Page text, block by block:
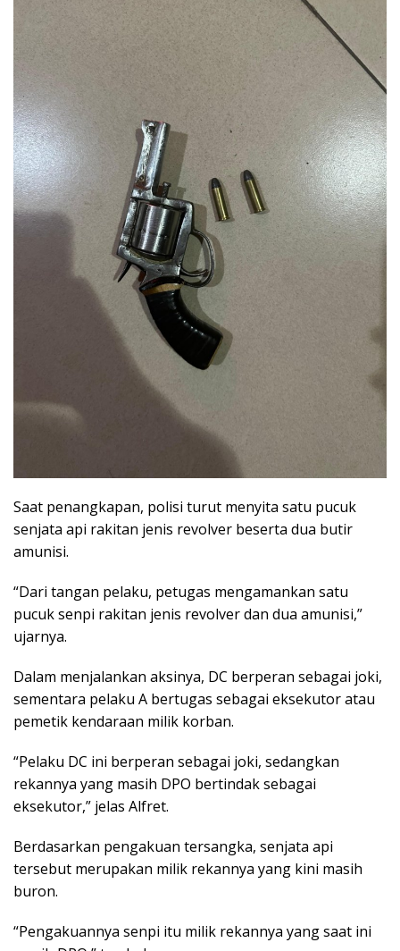
Saat penangkapan, polisi turut menyita satu pucuk
senjata api rakitan jenis revolver beserta dua butir
amunisi.
“Dari tangan pelaku, petugas mengamankan satu
pucuk senpi rakitan jenis revolver dan dua amunisi,”
ujarnya.
Dalam menjalankan aksinya, DC berperan sebagai joki,
sementara pelaku A bertugas sebagai eksekutor atau
pemetik kendaraan milik korban.
“Pelaku DC ini berperan sebagai joki, sedangkan
rekannya yang masih DPO bertindak sebagai
eksekutor,” jelas Alfret.
Berdasarkan pengakuan tersangka, senjata api
tersebut merupakan milik rekannya yang kini masih
buron.
“Pengakuannya senpi itu milik rekannya yang saat ini